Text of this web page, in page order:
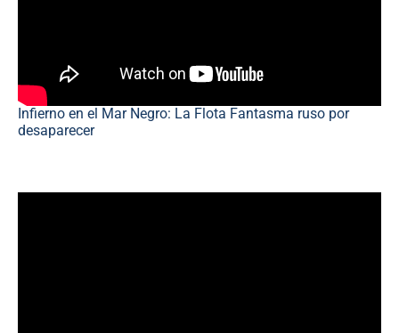
Infierno en el Mar Negro: La Flota Fantasma ruso por
desaparecer